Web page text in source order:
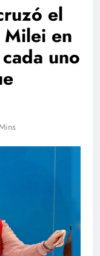
el
Milei en
uno